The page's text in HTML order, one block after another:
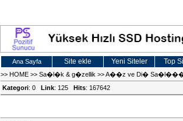
Ana Sayfa Site ekle Yeni Siteler Top
>> HOME >> Sa�l�k & g�zellik >>A��z ve Di�
Kategori: 0 Link: 125 Hits: 167642